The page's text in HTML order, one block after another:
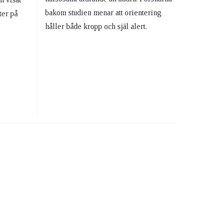
på
bakom studien menar att orientering
håller både kropp och själ alert.